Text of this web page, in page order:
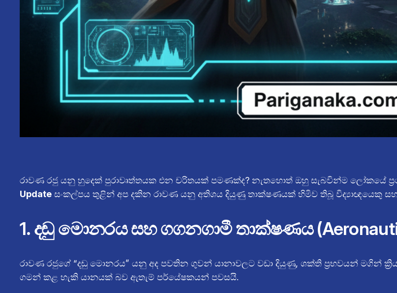
රාවණ රජු යනු හුදෙක් පුරාවෘත්තයක එන චරිතයක් පමණක්ද? නැතහොත් ඔහු සැබවින්ම ලෝකයේ ප්‍රථම
Update සංකල්පය තුළින් අප දකින රාවණ යනු අතිශය දියුණු තාක්ෂණයක් හිමිව තිබූ විද්‍යාඥයෙකු
1. දඬු මොනරය සහ ගගනගාමී තාක්ෂණය
රාවණ රජුගේ “දඬු මොනරය” යනු අද පවතින ගුවන් යානාවලට වඩා දියුණු, ශක්ති ප්‍රභවයන් මගින්
ගමන් කළ හැකි යානයක් බව ඇතැම් පර්යේෂකයන් පවසයි.